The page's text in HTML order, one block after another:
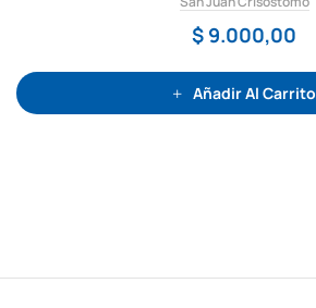
r
a
d
o
n
0
d
$ 9.000,00
Añadir Al Carrito